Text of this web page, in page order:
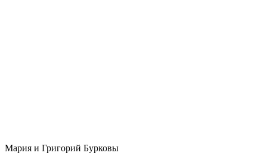
Мария и Григорий Бурковы